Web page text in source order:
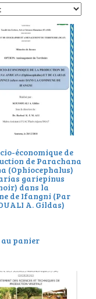
économique de
de Parachana
(Ophiocephalus)
gariepinus
dans la
de Ifangni (Par
A. Gildas)
panier